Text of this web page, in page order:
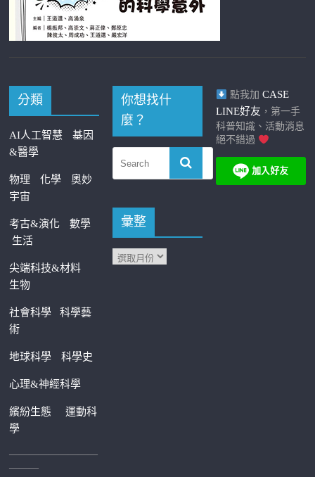
分類
AI人工智慧
基因
&醫學
物理 化學
奧妙
宇宙
考古&演化
數學
生活
尖端科技&材料
生物
社會科學科學藝
術
地球科學 科學史
心理&神經科學
繽紛生態運動科
學
—————————
———
你想找什
麼？
彙整
點我加 CASE
LINE好友 ，第一手
科普知識、活動消息
絕不錯過